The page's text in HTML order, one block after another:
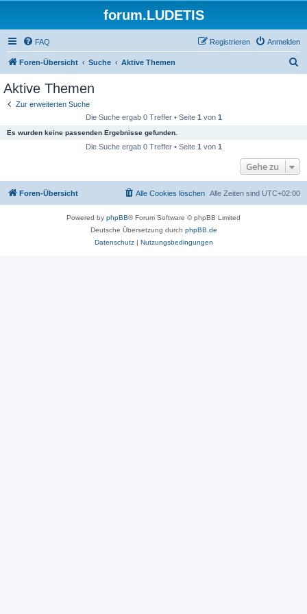
forum.LUDETIS
FAQ Anmelden
Registrieren
Foren-Übersicht Suche Aktive Themen
Aktive Themen
Zur erweiterten Suche
Die Suche ergab 0 Treffer • Seite 1 von 1
Es wurden keine passenden Ergebnisse gefunden.
Die Suche ergab 0 Treffer • Seite 1 von 1
Gehe zu
Foren-Übersicht Alle Zeiten sind UTC+02:00
Alle Cookies löschen
Powered by phpBB® Forum Software © phpBB Limited
Deutsche Übersetzung durch phpBB.de
Datenschutz| Nutzungsbedingungen